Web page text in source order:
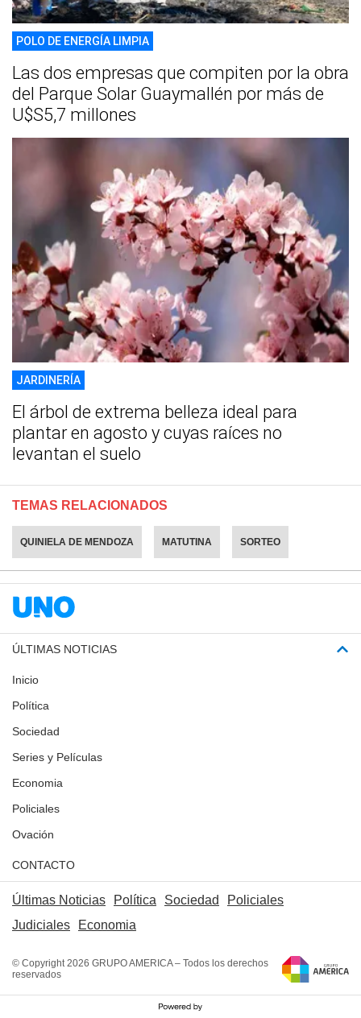
POLO DE ENERGÍA LIMPIA
Las dos empresas que compiten por la obra
del Parque Solar Guaymallén por más de
U$S5,7 millones
JARDINERÍA
El árbol de extrema belleza ideal para
plantar en agosto y cuyas raíces no
levantan el suelo
TEMAS RELACIONADOS
QUINIELA DE MENDOZA MATUTINA SORTEO
ÚLTIMAS NOTICIAS
Inicio
Política
Sociedad
Series y Películas
Economia
Policiales
Ovación
CONTACTO
Últimas Noticias Política Sociedad
Policiales
Judiciales
Economia
© Copyright 2026 GRUPO AMERICA – Todos los derechos
reservados